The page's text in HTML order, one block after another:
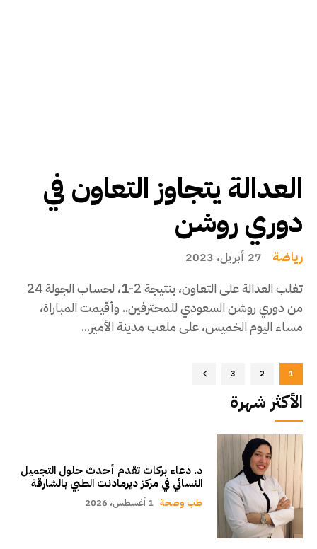
العدالة يتجاوز التعاون في
دوري روشن
رياضة 27 أبريل، 2023
تغلب العدالة على التعاون، بنتيجة 2-1، لحساب الجولة 24
من دوري روشن السعودي للمحترفين.. وأقيمت المباراة،
مساء اليوم الخميس، على ملعب مدينة الأمير...
1
2
3
الأكثر شهرة
د. دعاء بركات تقدم أحدث حلول التجميل
النسائي في مركز ديرمادنت الطبي بالشارقة
طب وصحة 1 أغسطس، 2026